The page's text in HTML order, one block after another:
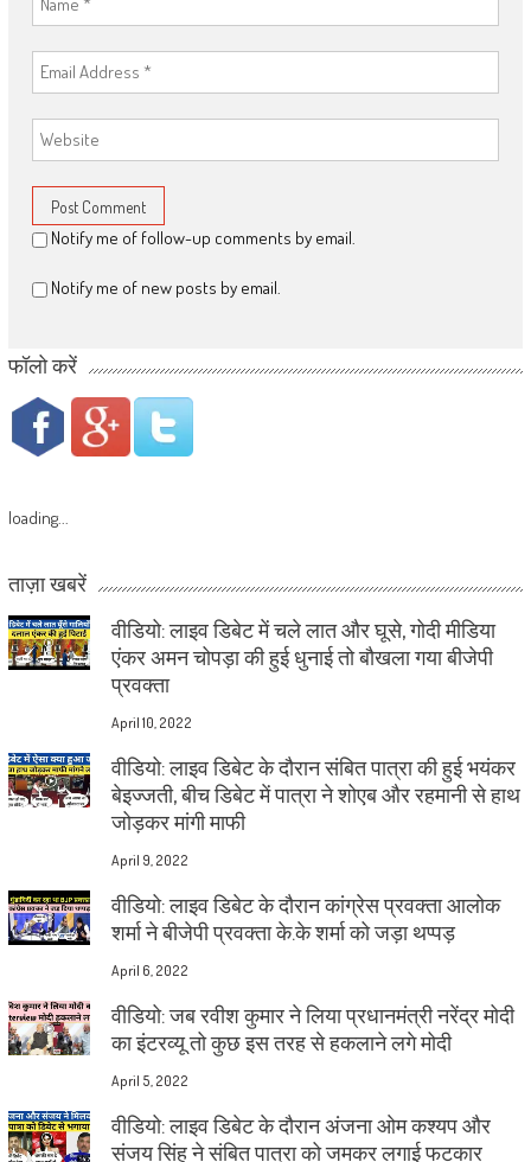
Notify me of follow-up comments by email.
Notify me of new posts by email.
फॉलो करें
loading...
ताज़ा खबरें
वीडियो: लाइव डिबेट में चले लात और घूसे, गोदी मीडिया
एंकर अमन चोपड़ा की हुई धुनाई तो बौखला गया बीजेपी
प्रवक्ता
April 10, 2022
वीडियो: लाइव डिबेट के दौरान संबित पात्रा की हुई भयंकर
बेइज्जती, बीच डिबेट में पात्रा ने शोएब और रहमानी से हाथ
जोड़कर मांगी माफी
April 9, 2022
वीडियो: लाइव डिबेट के दौरान कांग्रेस प्रवक्ता आलोक
शर्मा ने बीजेपी प्रवक्ता के.के शर्मा को जड़ा थप्पड़
April 6, 2022
वीडियो: जब रवीश कुमार ने लिया प्रधानमंत्री नरेंद्र मोदी
का इंटरव्यू तो कुछ इस तरह से हकलाने लगे मोदी
April 5, 2022
वीडियो: लाइव डिबेट के दौरान अंजना ओम कश्यप और
संजय सिंह ने संबित पात्रा को जमकर लगाई फटकार